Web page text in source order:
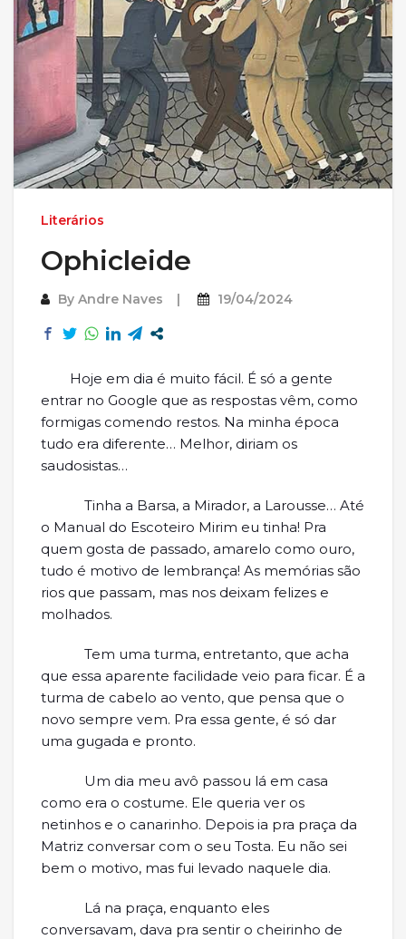
Literários
Ophicleide
By Andre Naves 19/04/2024
Hoje em dia é muito fácil. É só a gente
entrar no Google que as respostas vêm, como
formigas comendo restos. Na minha época
tudo era diferente… Melhor, diriam os
saudosistas…
Tinha a Barsa, a Mirador, a Larousse… Até
o Manual do Escoteiro Mirim eu tinha! Pra
quem gosta de passado, amarelo como ouro,
tudo é motivo de lembrança! As memórias são
rios que passam, mas nos deixam felizes e
molhados.
Tem uma turma, entretanto, que acha
que essa aparente facilidade veio para ficar. É a
turma de cabelo ao vento, que pensa que o
novo sempre vem. Pra essa gente, é só dar
uma gugada e pronto.
Um dia meu avô passou lá em casa
como era o costume. Ele queria ver os
netinhos e o canarinho. Depois ia pra praça da
Matriz conversar com o seu Tosta. Eu não sei
bem o motivo, mas fui levado naquele dia.
Lá na praça, enquanto eles
conversavam, dava pra sentir o cheirinho de